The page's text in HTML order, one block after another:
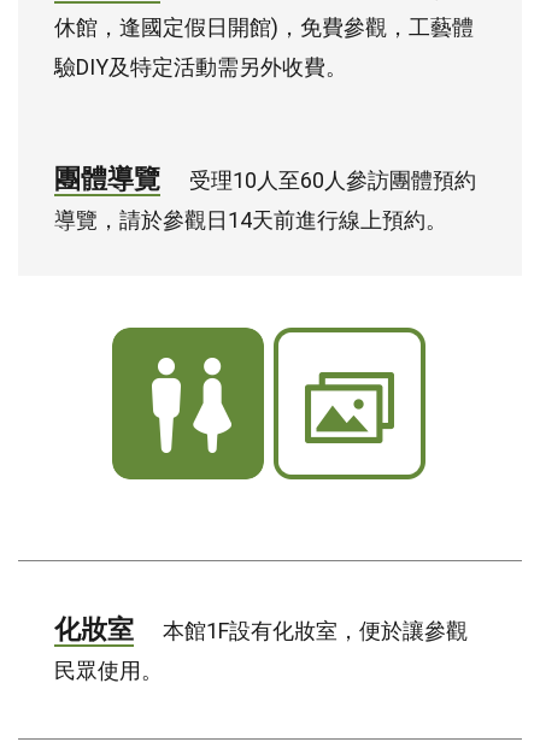
休館，逢國定假日開館)，免費參觀，工藝體
驗DIY及特定活動需另外收費。
團體導覽
受理10人至60人參訪團體預約
導覽，請於參觀日14天前進行線上預約。
妝
場
空
間
化妝室
本館1F設有化妝室，便於讓參觀
民眾使用。